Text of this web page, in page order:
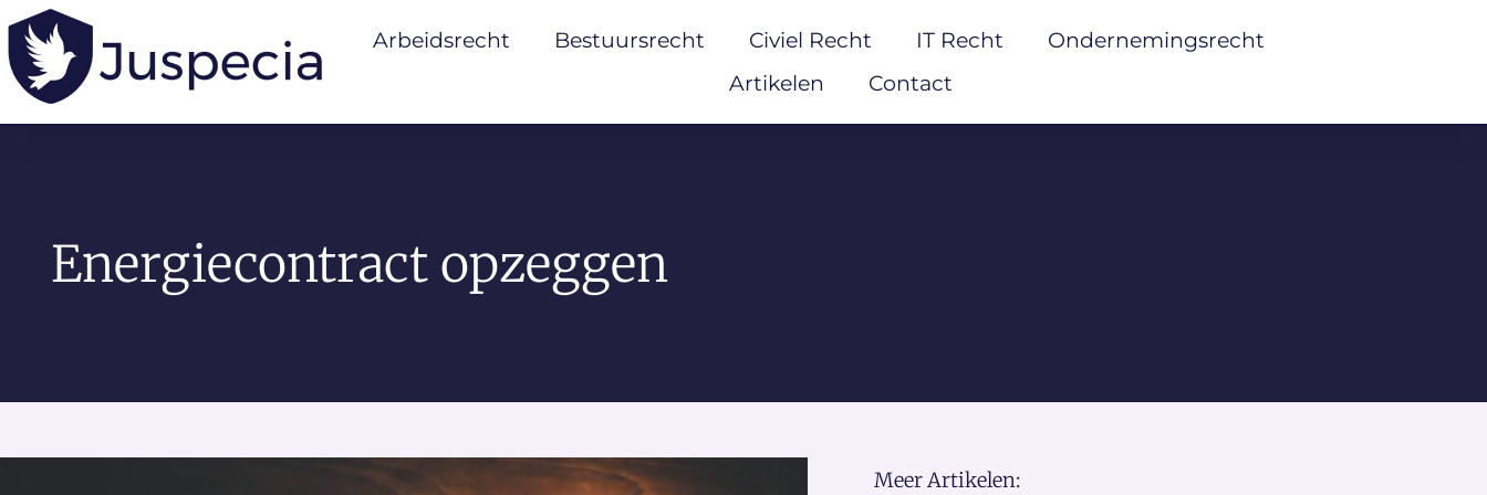
Arbeidsrecht Bestuursrecht Civiel Recht IT Recht
Ondernemingsrecht
Artikelen
Contact
Energiecontract opzeggen
Meer Artikelen: